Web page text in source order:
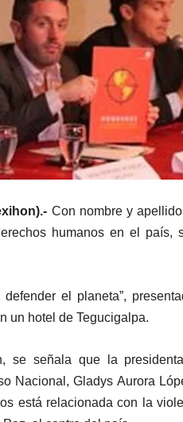
Con nombre y
humanos en el país,
el planeta”,
un hotel de Tegucigalpa.
se señala que la
Nacional, Gladys Aurora
está relacionada con la